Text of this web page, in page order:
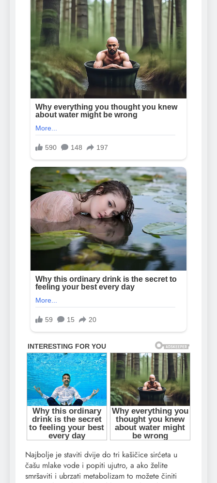
Najbolje je staviti dvije do tri kašičice sirćeta u
čašu mlake vode i popiti ujutro, a ako želite
smršaviti i ubrzati metabolizam to možete činiti